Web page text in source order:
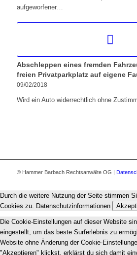
aufgeworfener…
Abschleppen eines fremden
freien Privatparkplatz auf eigene
09/02/2018
Wird ein Auto widerrechtlich ohne
© Hammer Barbach Rechtsanwälte OG |
Durch die weitere Nutzung der Seite stimmen
Cookies zu. Datenschutzinformationen
Die Cookie-Einstellungen auf dieser Website
eingestellt, um das beste Surferlebnis zu
Website ohne Änderung der Cookie-
"Akzeptieren" klickst, erklärst du sich damit